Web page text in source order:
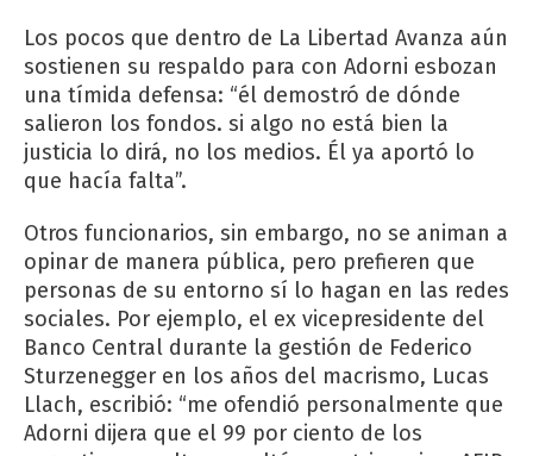
Los pocos que dentro de La Libertad Avanza aún
sostienen su respaldo para con Adorni esbozan
una tímida defensa: “él demostró de dónde
salieron los fondos. si algo no está bien la
justicia lo dirá, no los medios. Él ya aportó lo
que hacía falta”.
Otros funcionarios, sin embargo, no se animan a
opinar de manera pública, pero prefieren que
personas de su entorno sí lo hagan en las redes
sociales. Por ejemplo, el ex vicepresidente del
Banco Central durante la gestión de Federico
Sturzenegger en los años del macrismo, Lucas
Llach, escribió: “me ofendió personalmente que
Adorni dijera que el 99 por ciento de los